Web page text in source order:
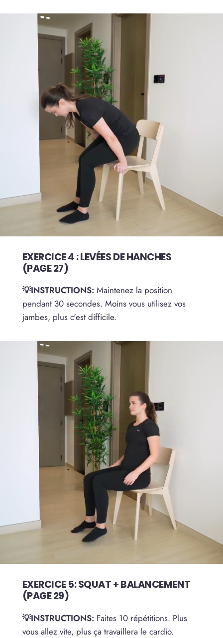
EXERCICE 4 : LEVÉES DE HANCHES
(PAGE 27)
💡INSTRUCTIONS: Maintenez la position
pendant 30 secondes. Moins vous utilisez vos
jambes, plus c'est difficile.
EXERCICE 5: SQUAT + BALANCEMENT
(PAGE 29)
💡INSTRUCTIONS: Faites 10 répétitions. Plus
vous allez vite, plus ça travaillera le cardio.